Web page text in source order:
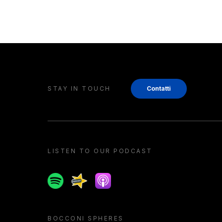
STAY IN TOUCH Contatti
LISTEN TO OUR PODCAST
SpotifySpreakerApple podcast
BOCCONI SPHERES